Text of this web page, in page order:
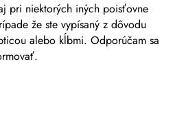
pri niektorých iných poisťovne
že ste vypísaný z dôvodu
alebo kĺbmi. Odporúčam sa